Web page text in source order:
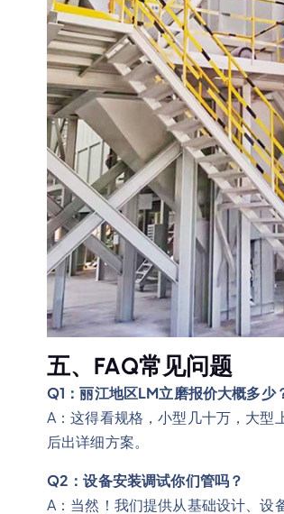
五、FAQ常见问题
Q1：丽江地区LM立磨报价大概多少
A：这得看规格，小型几十万，大型
后出详细方案。
Q2：设备安装调试你们管吗？
A：当然！我们提供从基础设计、设